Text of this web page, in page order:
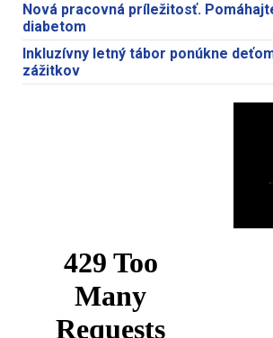
Nová pracovná príležitosť.
diabetom
Inkluzívny letný tábor ponúkne
zážitkov